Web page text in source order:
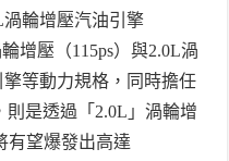
渦輪增壓汽油引擎
增壓（115ps）與2.0L渦
擎等動力規格，同時擔任
則是透過「 2.0L 」渦輪增
有望爆發出高達